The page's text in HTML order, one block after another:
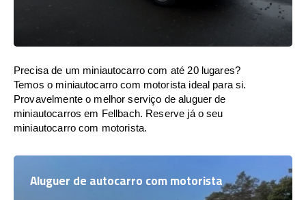
Precisa de um miniautocarro com até 20 lugares?
Temos o miniautocarro com motorista ideal para si.
Provavelmente o melhor serviço de aluguer de
miniautocarros em Fellbach. Reserve já o seu
miniautocarro com motorista.
Aluguer de autocarro com motorista